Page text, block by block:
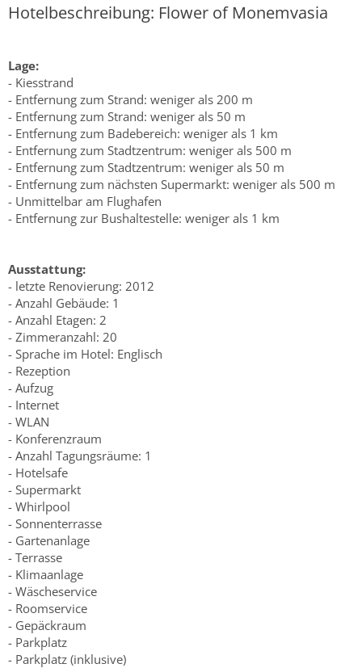
Hotelbeschreibung: Flower of Monemvasia
Lage:
- Kiesstrand
- Entfernung zum Strand: weniger als 200 m
- Entfernung zum Strand: weniger als 50 m
- Entfernung zum Badebereich: weniger als 1 km
- Entfernung zum Stadtzentrum: weniger als 500 m
- Entfernung zum Stadtzentrum: weniger als 50 m
- Entfernung zum nächsten Supermarkt: weniger als 500 m
- Unmittelbar am Flughafen
- Entfernung zur Bushaltestelle: weniger als 1 km
Ausstattung:
- letzte Renovierung: 2012
- Anzahl Gebäude: 1
- Anzahl Etagen: 2
- Zimmeranzahl: 20
- Sprache im Hotel: Englisch
- Rezeption
- Aufzug
- Internet
- WLAN
- Konferenzraum
- Anzahl Tagungsräume: 1
- Hotelsafe
- Supermarkt
- Whirlpool
- Sonnenterrasse
- Gartenanlage
- Terrasse
- Klimaanlage
- Wäscheservice
- Roomservice
- Gepäckraum
- Parkplatz
- Parkplatz (inklusive)